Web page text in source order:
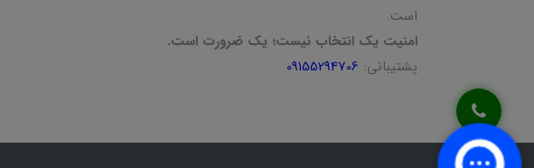
است.
امنیت یک انتخاب نیست؛ یک ضرورت است.
پشتیبانی: 09155294706